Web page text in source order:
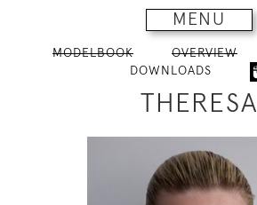
MENU
MODELBOOK OVERVIEW
DOWNLOADS
THERESA